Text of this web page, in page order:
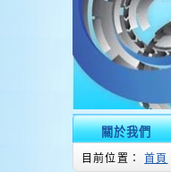
關於我們
目前位置： 首頁